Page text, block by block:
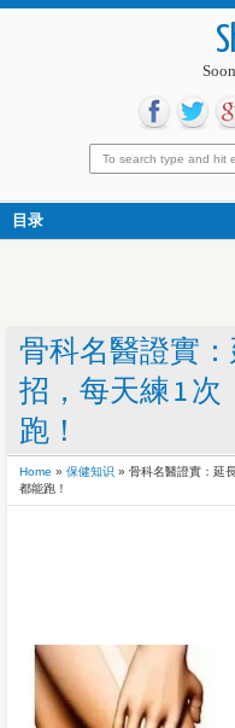
目录
骨科名醫證實：
招，每天練 1 次
跑！
Home » 保健知识 » 骨科名醫證實：延
都能跑！